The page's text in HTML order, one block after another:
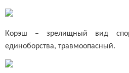
Корэш – зрелищный вид
единоборства, травмоопасный.